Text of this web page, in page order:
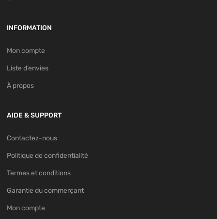
INFORMATION
Mon compte
Liste d’envies
À propos
AIDE & SUPPORT
Contactez-nous
Politique de confidentialité
Termes et conditions
Garantie du commerçant
Mon compte